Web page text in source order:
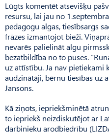
Lūgts komentēt atsevišķu
resursu, lai jau no
pedagogu algas, tiesībsargs
frāzes izmantojot bieži.
nevarēs palielināt algu
bezatbildība no to puses.
uz attīstību. Ja nav
audzinātāji, bērnu tiesības uz
Jansons.
Kā ziņots, iepriekšminētā
to iepriekš neizdiskutējot ar
darbinieku arodbiedrību